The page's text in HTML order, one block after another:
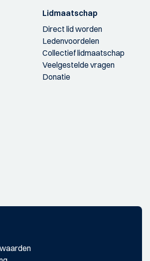
Lidmaatschap
Direct lid worden
Ledenvoordelen
Collectief lidmaatschap
Veelgestelde vragen
Donatie